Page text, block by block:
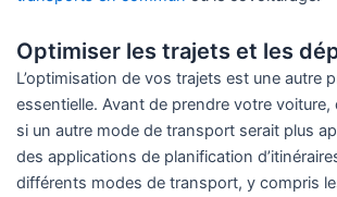
Optimiser les trajets et les
L’optimisation de vos trajets est une autre
essentielle. Avant de prendre votre
si un autre mode de transport serait plus
des applications de planification
différents modes de transport, y compris